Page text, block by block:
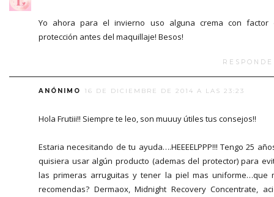
Yo ahora para el invierno uso alguna crema con factor
protección antes del maquillaje! Besos!
ANÓNIMO 16 DE DICIEMBRE DE 2014 A LAS 23:23
Hola Frutiii!! Siempre te leo, son muuuy útiles tus consejos!!
Estaria necesitando de tu ayuda….HEEEELPPP!!! Tengo 25
quisiera usar algún producto (ademas del protector) para
las primeras arruguitas y tener la piel mas uniforme…que
recomendas? Dermaox, Midnight Recovery Concentrate,